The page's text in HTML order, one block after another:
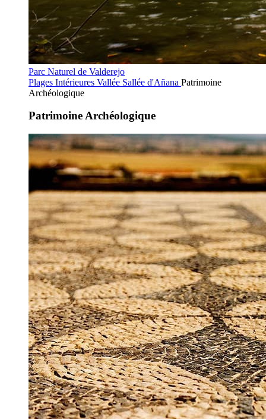
Parc Naturel de Valderejo
Plages Intérieures Vallée Sallée d'Añana Patrimoine
Archéologique
Patrimoine Archéologique